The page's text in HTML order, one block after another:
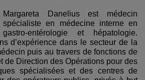
Margareta Danelius est médecin
spécialiste en médecine interne en
gastro-entérologie et hépatologie.
d’expérience dans le secteur de la
puis au travers de fonctions de
de Direction des Opérations pour des
spécialisées et des centres de